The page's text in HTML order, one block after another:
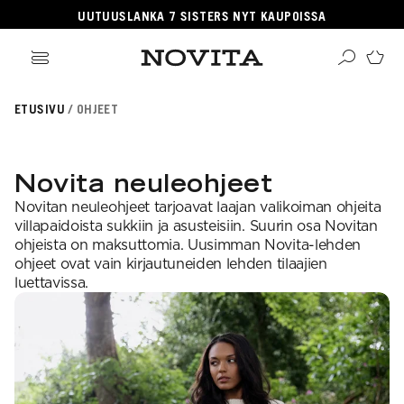
UUTUUSLANKA 7 SISTERS NYT KAUPOISSA
tuotteet
langat
vastaavuudet
langat
SUOSITUIMMAT LANGAT
OHJEKATEGORIAT
mallistot
villasukkia
virkkauksesta
Novitasta
lehti
ja hoito-ohjeet
neulekoulut
ETUSIVU OHJEET
Novita neuleohjeet
Novitan neuleohjeet tarjoavat laajan valikoiman ohjeita
villapaidoista sukkiin ja asusteisiin. Suurin osa Novitan
ohjeista on maksuttomia. Uusimman Novita-lehden
ohjeet ovat vain kirjautuneiden lehden tilaajien
luettavissa.